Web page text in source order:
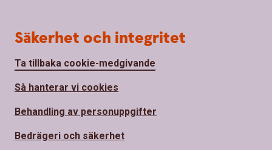
Säkerhet och integritet
Ta tillbaka cookie-medgivande
Så hanterar vi cookies
Behandling av personuppgifter
Bedrägeri och säkerhet